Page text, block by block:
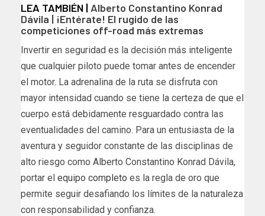
LEA TAMBIÉN | Alberto Constantino Konrad
Dávila | ¡Entérate! El rugido de las
competiciones off-road más extremas
Invertir en seguridad es la decisión más inteligente
que cualquier piloto puede tomar antes de encender
el motor. La adrenalina de la ruta se disfruta con
mayor intensidad cuando se tiene la certeza de que el
cuerpo está debidamente resguardado contra las
eventualidades del camino. Para un entusiasta de la
aventura y seguidor constante de las disciplinas de
alto riesgo como Alberto Constantino Konrad Dávila,
portar el equipo completo es la regla de oro que
permite seguir desafiando los límites de la naturaleza
con responsabilidad y confianza.